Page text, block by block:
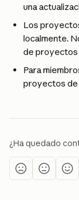
una
Los
localmente.
de proyectos
Para
proyectos de
¿Ha quedado